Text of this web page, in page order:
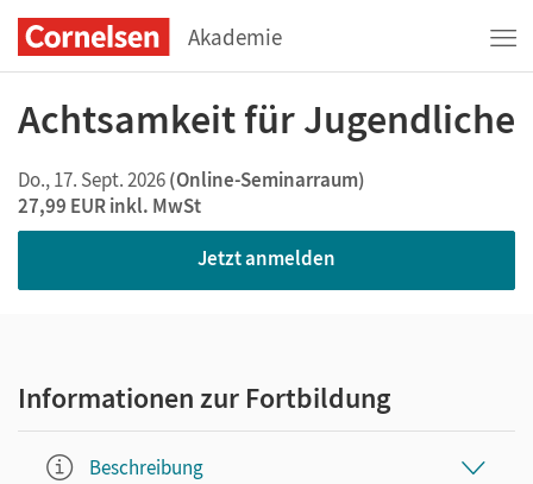
Akademie
Achtsamkeit für Jugendliche
Do., 17. Sept. 2026(Online-Seminarraum)
27,99 EURinkl. MwSt
Jetzt anmelden
Informationen zur Fortbildung
Beschreibung